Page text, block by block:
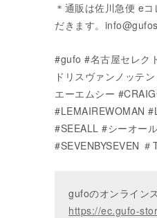
＊通販は佐川急便 e
だきます。
#gufo #名古屋セレク
ドリスヴァンノッテ
エーエムシー
#LEMAIREWOMAN
#SEEALL #シーオー
#SEVENBYSEVEN ＃
gufoのオンライン
https://ec.gufo-